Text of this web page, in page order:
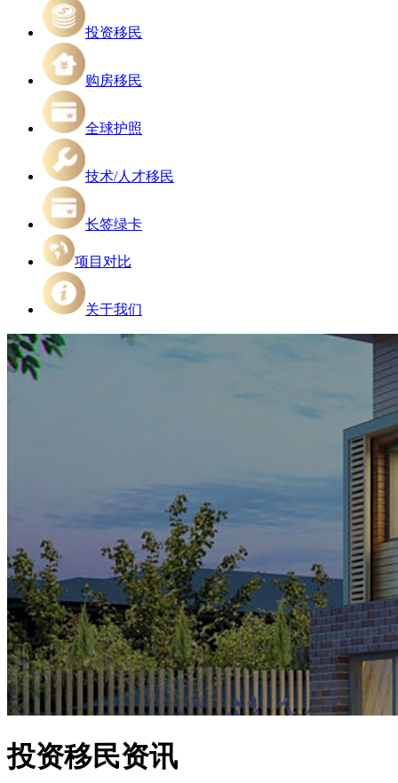
投资移民
购房移民
全球护照
技术/人才移民
长签绿卡
项目对比
关于我们
投资移民资讯